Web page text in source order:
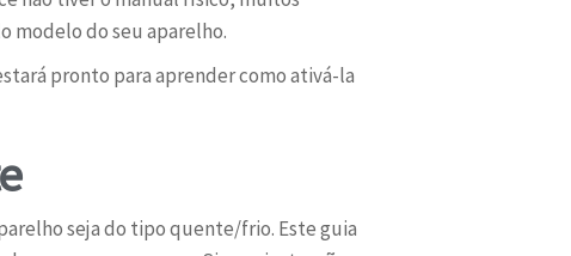
modelo do seu aparelho.
pronto para aprender como ativá-la
seja do tipo quente/frio. Este guia